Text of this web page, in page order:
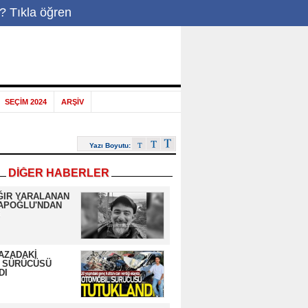
Tıkla öğren
|
SEÇİM 2024 ARŞİV
Yazı Boyutu:
DİĞER HABERLER
YARALANAN